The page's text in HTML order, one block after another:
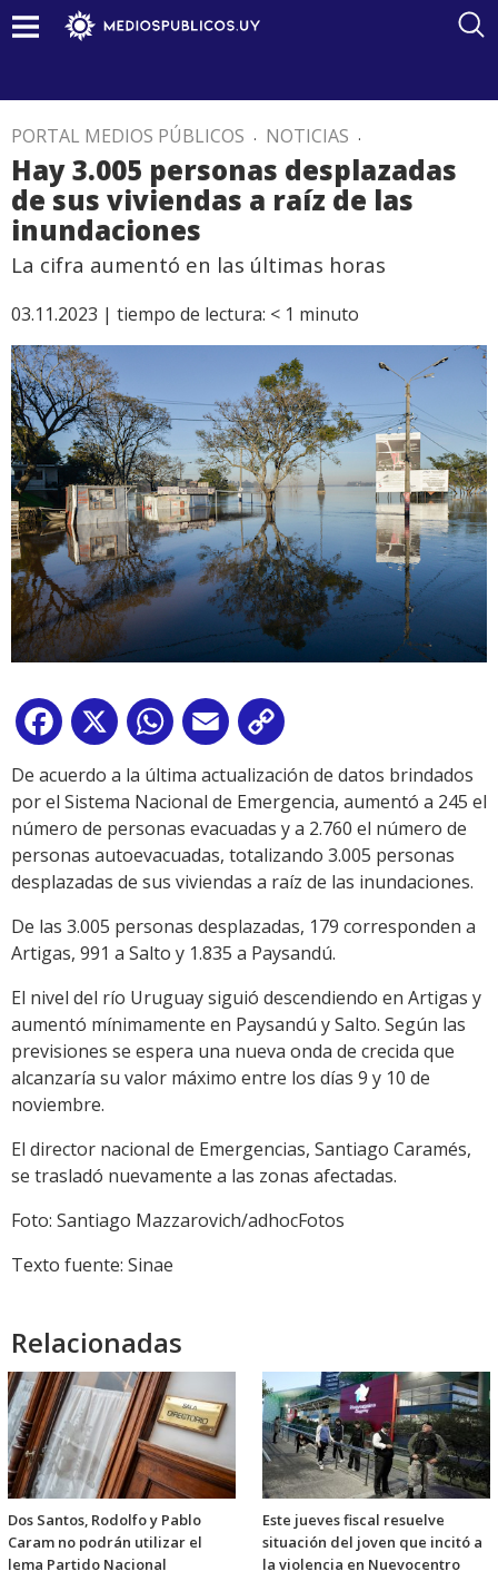
PORTAL MEDIOS PÚBLICOS . NOTICIAS .
Hay 3.005 personas desplazadas
de sus viviendas a raíz de las
inundaciones
La cifra aumentó en las últimas horas
03.11.2023 | tiempo de lectura: < 1 minuto
Facebook
X WhatsApp
Email
Link
De acuerdo a la última actualización de datos brindados
por el Sistema Nacional de Emergencia, aumentó a 245 el
número de personas evacuadas y a 2.760 el número de
personas autoevacuadas, totalizando 3.005 personas
desplazadas de sus viviendas a raíz de las inundaciones.
De las 3.005 personas desplazadas, 179 corresponden a
Artigas, 991 a Salto y 1.835 a Paysandú.
El nivel del río Uruguay siguió descendiendo en Artigas y
aumentó mínimamente en Paysandú y Salto. Según las
previsiones se espera una nueva onda de crecida que
alcanzaría su valor máximo entre los días 9 y 10 de
noviembre.
El director nacional de Emergencias, Santiago Caramés,
se trasladó nuevamente a las zonas afectadas.
Foto: Santiago Mazzarovich/adhocFotos
Texto fuente: Sinae
Relacionadas
Dos Santos, Rodolfo y Pablo
Caram no podrán utilizar el
lema Partido Nacional
Este jueves fiscal resuelve
situación del joven que incitó a
la violencia en Nuevocentro